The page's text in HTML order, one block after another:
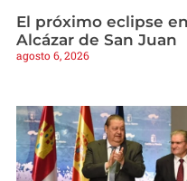
El próximo eclipse
Alcázar de San Juan
agosto 6, 2026